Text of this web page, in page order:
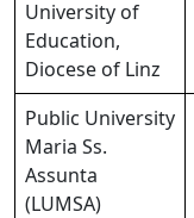
University of
Education,
Diocese of Linz
Public University
Maria Ss.
Assunta
(LUMSA)